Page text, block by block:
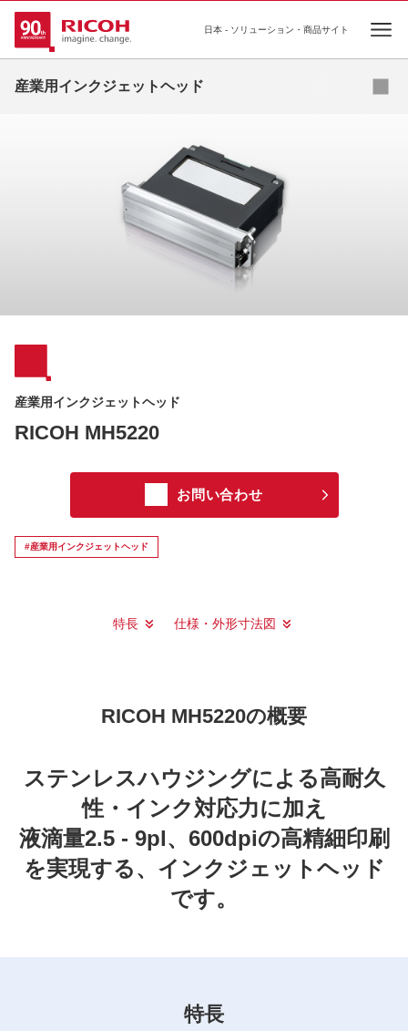
日本 - ソリューション・商品サイト
産業用インクジェットヘッド
産業用インクジェットヘッド
RICOH MH5220
お問い合わせ
#産業用インクジェットヘッド
特長 仕様・外形寸法図
RICOH MH5220の概要
ステンレスハウジングによる高耐久
性・インク対応力に加え
液滴量2.5 - 9pl、600dpiの高精細印刷
を実現する、インクジェットヘッド
です。
特長